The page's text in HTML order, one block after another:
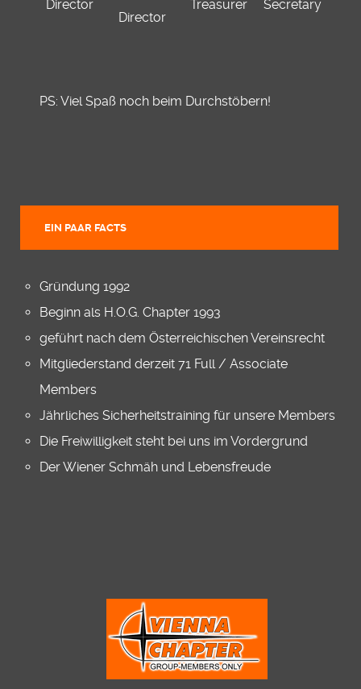
Director
Director
Treasurer Secretary
PS: Viel Spaß noch beim Durchstöbern!
EIN PAAR FACTS
Gründung 1992
Beginn als H.O.G. Chapter 1993
geführt nach dem Österreichischen Vereinsrecht
Mitgliederstand derzeit 71 Full / Associate
Members
Jährliches Sicherheitstraining für unsere Members
Die Freiwilligkeit steht bei uns im Vordergrund
Der Wiener Schmäh und Lebensfreude